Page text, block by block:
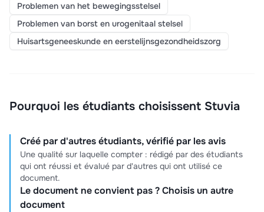
Problemen van het bewegingsstelsel
Problemen van borst en urogenitaal stelsel
Huisartsgeneeskunde en eerstelijnsgezondheidszorg
Pourquoi les étudiants choisissent Stuvia
Créé par d'autres étudiants, vérifié par les avis
Une qualité sur laquelle compter : rédigé par des étudiants
qui ont réussi et évalué par d'autres qui ont utilisé ce
document.
Le document ne convient pas ? Choisis un autre
document